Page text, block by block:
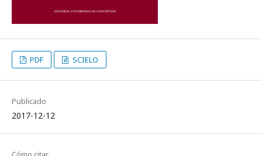
PDF SCIELO
Publicado
2017-12-12